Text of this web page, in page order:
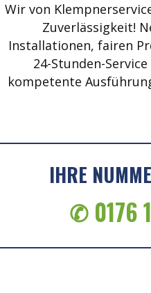
Wir von
Zuverlässigkeit!
Installationen, fairen
24-Stunden-
kompetente
IHRE
✆ 0176